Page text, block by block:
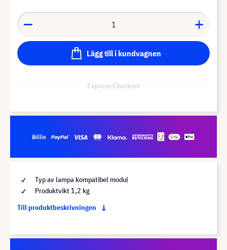
Lägg till i kundvagnen
Express-Checkout
Typ av lampa kompatibel modul
Produktvikt 1,2 kg
Till produktbeskrivningen